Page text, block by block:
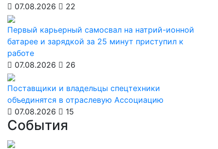
07.08.2026
22
Первый карьерный самосвал на натрий-ионной
батарее и зарядкой за 25 минут приступил к
работе
07.08.2026
26
Поставщики и владельцы спецтехники
объединятся в отраслевую Ассоциацию
07.08.2026
15
События